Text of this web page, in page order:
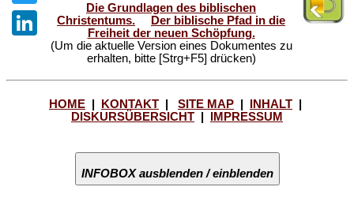
Twitter
LinkedIn
Die Grundlagen des biblischen
Christentums.
Der biblische Pfad in die
Freiheit der neuen Schöpfung.
(Um die aktuelle Version eines Dokumentes zu
erhalten, bitte [Strg+F5] drücken)
HOME KONTAKT SITE MAP INHALT
DISKURSÜBERSICHT
IMPRESSUM
INFOBOX ausblenden / einblenden